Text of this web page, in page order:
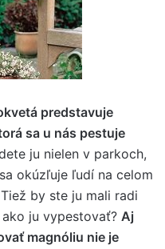
predstavuje
sa u nás pestuje
ju nielen v parkoch,
okúzľuje ľudí na celom
by ste ju mali radi
ju vypestovať? Aj
magnóliu nie je